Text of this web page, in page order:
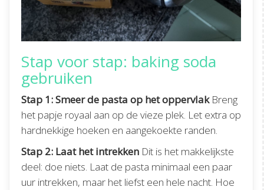
Stap voor stap: baking soda
gebruiken
Stap 1: Smeer de pasta op het oppervlakBreng
het papje royaal aan op de vieze plek. Let extra op
hardnekkige hoeken en aangekoekte randen.
Stap 2: Laat het intrekken Dit is het makkelijkste
deel: doe niets. Laat de pasta minimaal een paar
uur intrekken, maar het liefst een hele nacht. Hoe